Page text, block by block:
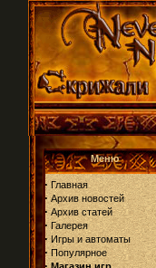
Меню
· Главная
· Архив новостей
· Архив статей
· Галерея
· Игры и автоматы
· Популярное